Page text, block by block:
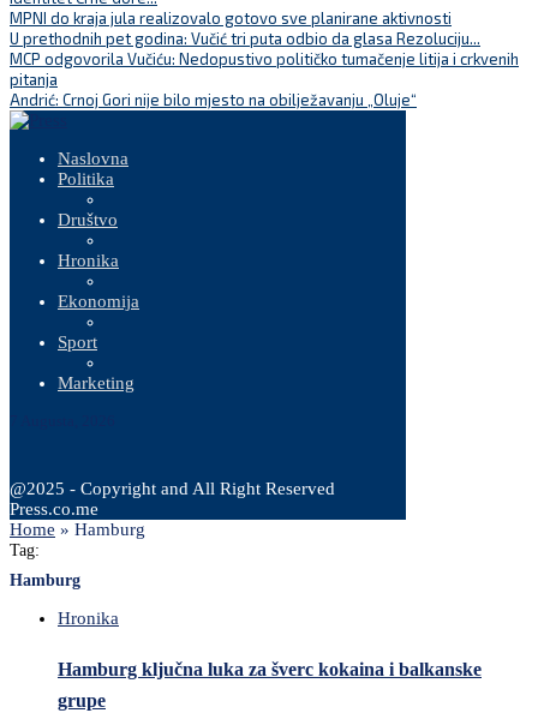
MPNI do kraja jula realizovalo gotovo sve planirane aktivnosti
U prethodnih pet godina: Vučić tri puta odbio da glasa Rezoluciju...
MCP odgovorila Vučiću: Nedopustivo političko tumačenje litija i crkvenih
pitanja
Andrić: Crnoj Gori nije bilo mjesto na obilježavanju „Oluje“
Naslovna
Politika
Društvo
Hronika
Ekonomija
Sport
Marketing
@2025 - Copyright and All Right Reserved
Press.co.me
Home » Hamburg
Tag:
Hamburg
Hronika
Hamburg ključna luka za šverc kokaina i balkanske
grupe